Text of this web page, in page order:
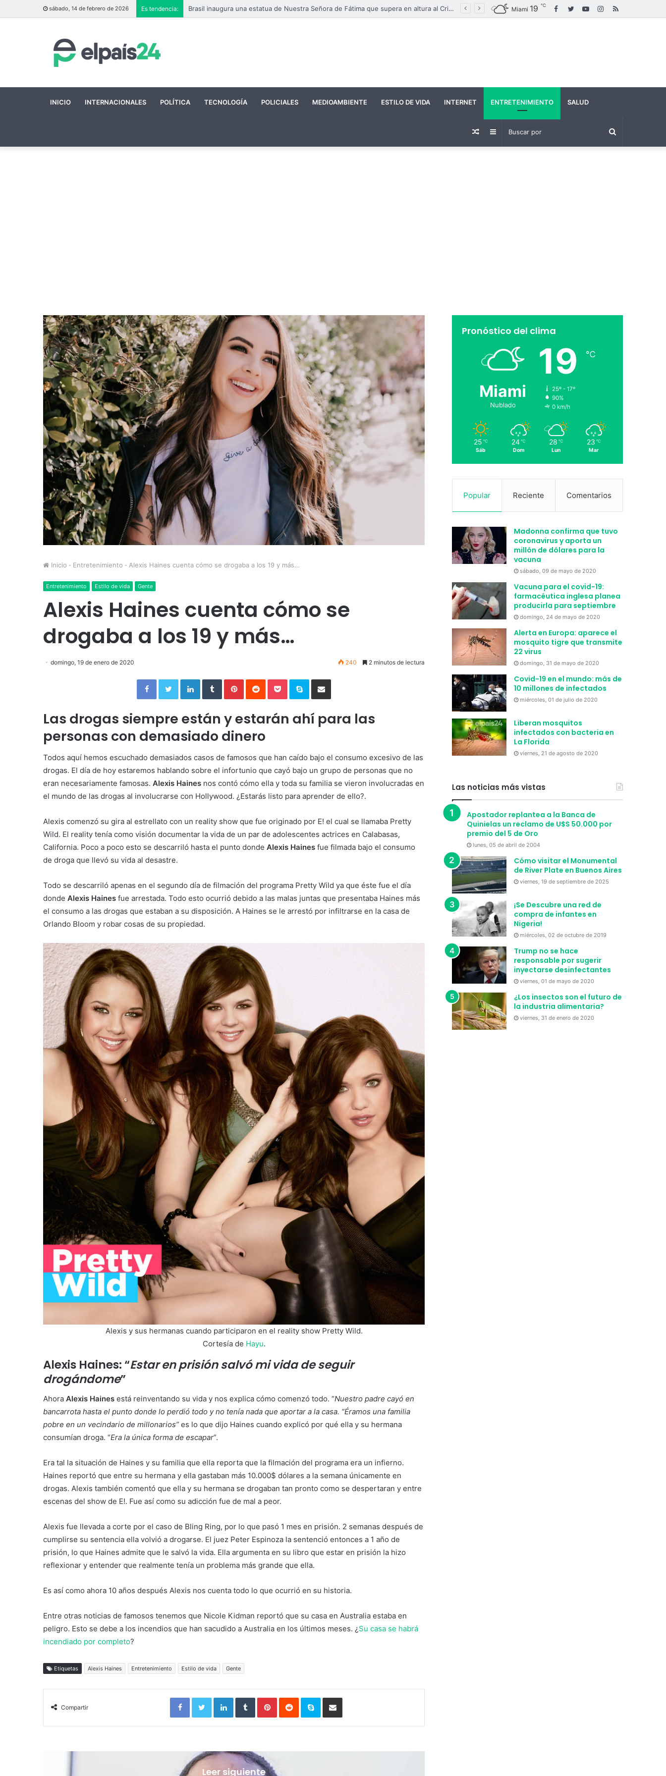
sábado, 14 de febrero de 2026 Es tendencia: Maduro canta “Imagine” en un acto político en medio de crecientes tensiones con Estados Unidos RSS
Instagram
YouTube
Twitter
Facebook
Miami 19 ℃
INICIO INTERNACIONALES POLÍTICA TECNOLOGÍA POLICIALES MEDIOAMBIENTE ESTILO DE VIDA INTERNET ENTRETENIMIENTO SALUD
Barra
Publicación
Inicio - Entretenimiento - Alexis Haines cuenta cómo se drogaba a los 19 y más…
Entretenimiento Estilo de vida Gente
Alexis Haines cuenta cómo se
drogaba a los 19 y más…
domingo, 19 de enero de 2020 240 2 minutos de lectura
FacebookTwitterLinkedInTumblrPinterestReddit PocketSkype Compartir por correo electrónico
Las drogas siempre están y estarán ahí para las
personas con demasiado dinero
Todos aquí hemos escuchado demasiados casos de famosos que han caído bajo el consumo excesivo de las
drogas. El día de hoy estaremos hablando sobre el infortunio que cayó bajo un grupo de personas que no
eran necesariamente famosas. Alexis Haines nos contó cómo ella y toda su familia se vieron involucradas en
el mundo de las drogas al involucrarse con Hollywood. ¿Estarás listo para aprender de ello?.
Alexis comenzó su gira al estrellato con un reality show que fue originado por E! el cual se llamaba Pretty
Wild. El reality tenía como visión documentar la vida de un par de adolescentes actrices en Calabasas,
California. Poco a poco esto se descarriló hasta el punto donde Alexis Haines fue filmada bajo el consumo
de droga que llevó su vida al desastre.
Todo se descarriló apenas en el segundo día de filmación del programa Pretty Wild ya que éste fue el día
donde Alexis Haines fue arrestada. Todo esto ocurrió debido a las malas juntas que presentaba Haines más
el consumo a las drogas que estaban a su disposición. A Haines se le arrestó por infiltrarse en la casa de
Orlando Bloom y robar cosas de su propiedad.
Alexis y sus hermanas cuando participaron en el reality show Pretty Wild.
Cortesía de Hayu.
Alexis Haines: “Estar en prisión salvó mi vida de seguir
drogándome”
Ahora Alexis Haines está reinventando su vida y nos explica cómo comenzó todo. “Nuestro padre cayó en
bancarrota hasta el punto donde lo perdió todo y no tenía nada que aportar a la casa. “Éramos una familia
pobre en un vecindario de millonarios” es lo que dijo Haines cuando explicó por qué ella y su hermana
consumían droga. “Era la única forma de escapar”.
Era tal la situación de Haines y su familia que ella reporta que la filmación del programa era un infierno.
Haines reportó que entre su hermana y ella gastaban más 10.000$ dólares a la semana únicamente en
drogas. Alexis también comentó que ella y su hermana se drogaban tan pronto como se despertaran y entre
escenas del show de E!. Fue así como su adicción fue de mal a peor.
Alexis fue llevada a corte por el caso de Bling Ring, por lo que pasó 1 mes en prisión. 2 semanas después de
cumplirse su sentencia ella volvió a drogarse. El juez Peter Espinoza la sentenció entonces a 1 año de
prisión, lo que Haines admite que le salvó la vida. Ella argumenta en su libro que estar en prisión la hizo
reflexionar y entender que realmente tenía un problema más grande que ella.
Es así como ahora 10 años después Alexis nos cuenta todo lo que ocurrió en su historia.
Entre otras noticias de famosos tenemos que Nicole Kidman reportó que su casa en Australia estaba en
peligro. Esto se debe a los incendios que han sacudido a Australia en los últimos meses. ¿ Su casa se habrá
incendiado por completo?
Etiquetas Alexis Haines Entretenimiento Estilo de vida Gente
Compartir
FacebookTwitterLinkedInTumblrPinterestReddit Skype Compartir por correo electrónico
Leer siguiente
Pronóstico del clima
Miami
Nublado
19 ℃
25º - 17º
90%
0 km/h
25 ℃
Sáb
24 ℃
Dom
28 ℃
Lun
23 ℃
Mar
Popular Reciente Comentarios
Madonna confirma que tuvo
coronavirus y aporta un
millón de dólares para la
vacuna
sábado, 09 de mayo de 2020
Vacuna para el covid-19:
farmacéutica inglesa planea
producirla para septiembre
domingo, 24 de mayo de 2020
Alerta en Europa: aparece el
mosquito tigre que transmite
22 virus
domingo, 31 de mayo de 2020
Covid-19 en el mundo: más de
10 millones de infectados
miércoles, 01 de julio de 2020
Liberan mosquitos
infectados con bacteria en
La Florida
viernes, 21 de agosto de 2020
Las noticias más vistas
Apostador replantea a la Banca de
Quinielas un reclamo de U$S 50.000 por
premio del 5 de Oro
lunes, 05 de abril de 2004
Cómo visitar el Monumental
de River Plate en Buenos Aires
viernes, 19 de septiembre de 2025
¡Se Descubre una red de
compra de infantes en
Nigeria!
miércoles, 02 de octubre de 2019
Trump no se hace
responsable por sugerir
inyectarse desinfectantes
viernes, 01 de mayo de 2020
¿Los insectos son el futuro de
la industria alimentaria?
viernes, 31 de enero de 2020